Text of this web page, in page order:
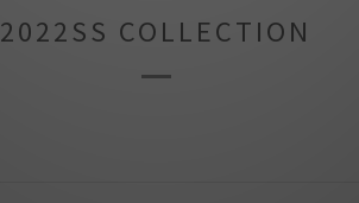
2022SS COLLECTION